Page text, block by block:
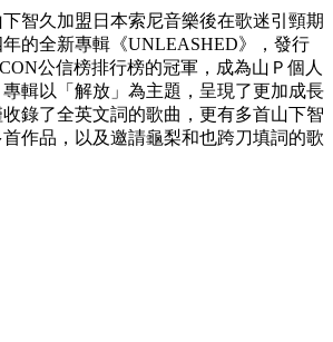
智久加盟日本索尼音樂後在歌迷引頸期
的全新專輯《UNLEASHED》，發行
公信榜排行榜的冠軍，成為山Ｐ個人
輯以「解放」為主題，呈現了更加成長
錄了全英文詞的歌曲，更有多首山下智
作品，以及邀請龜梨和也跨刀填詞的歌